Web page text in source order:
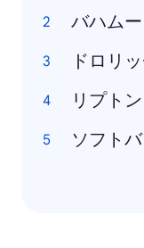
バハムー
ドロリ
リプト
ソフト